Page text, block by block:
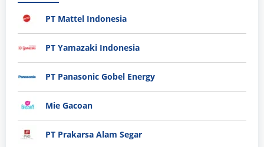
PT Mattel Indonesia
PT Yamazaki Indonesia
PT Panasonic Gobel Energy
Mie Gacoan
PT Prakarsa Alam Segar